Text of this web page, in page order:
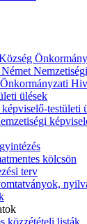
ülések
testületi
kölcsön
terv
közzétételi listák